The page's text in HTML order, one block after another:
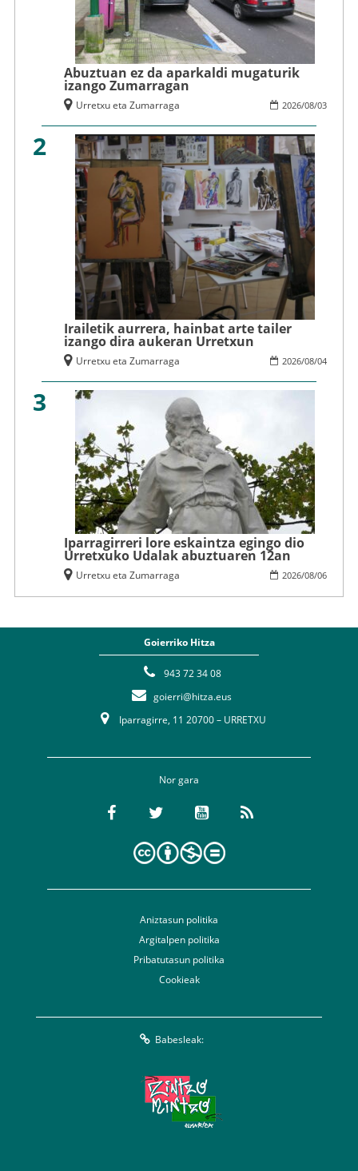
Abuztuan ez da aparkaldi mugaturik
izango Zumarragan
2026/08/03
Urretxu eta Zumarraga
2
Irailetik aurrera, hainbat arte tailer
izango dira aukeran Urretxun
2026/08/04
Urretxu eta Zumarraga
3
Iparragirreri lore eskaintza egingo dio
Urretxuko Udalak abuztuaren 12an
2026/08/06
Urretxu eta Zumarraga
Goierriko Hitza
943 72 34 08
goierri@hitza.eus
Iparragirre, 11 20700 – URRETXU
Nor gara
Aniztasun politika
Argitalpen politika
Pribatutasun politika
Cookieak
Babesleak: